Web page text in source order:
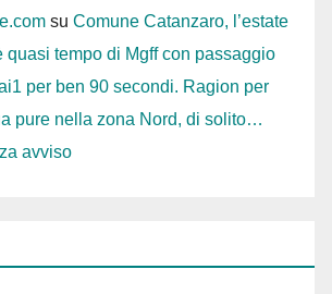
su Comune Catanzaro, l’estate
quasi tempo di Mgff con passaggio
per ben 90 secondi. Ragion per
pure nella zona Nord, di solito…
avviso